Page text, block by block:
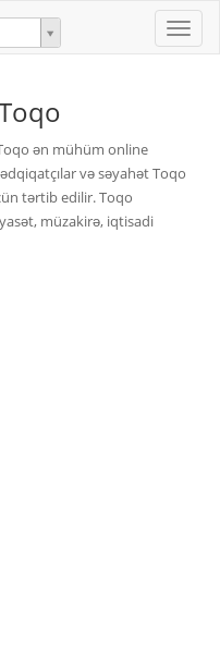
Toggle
ən mühüm online
və səyahət Toqo
tərtib edilir. Toqo
müzakirə, iqtisadi